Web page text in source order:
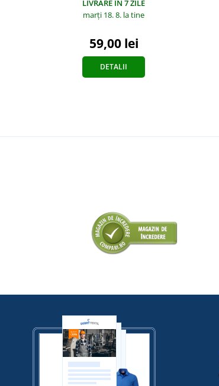
LIVRARE ÎN 7 ZILE
marți 18. 8. la tine
59,00 lei
DETALII